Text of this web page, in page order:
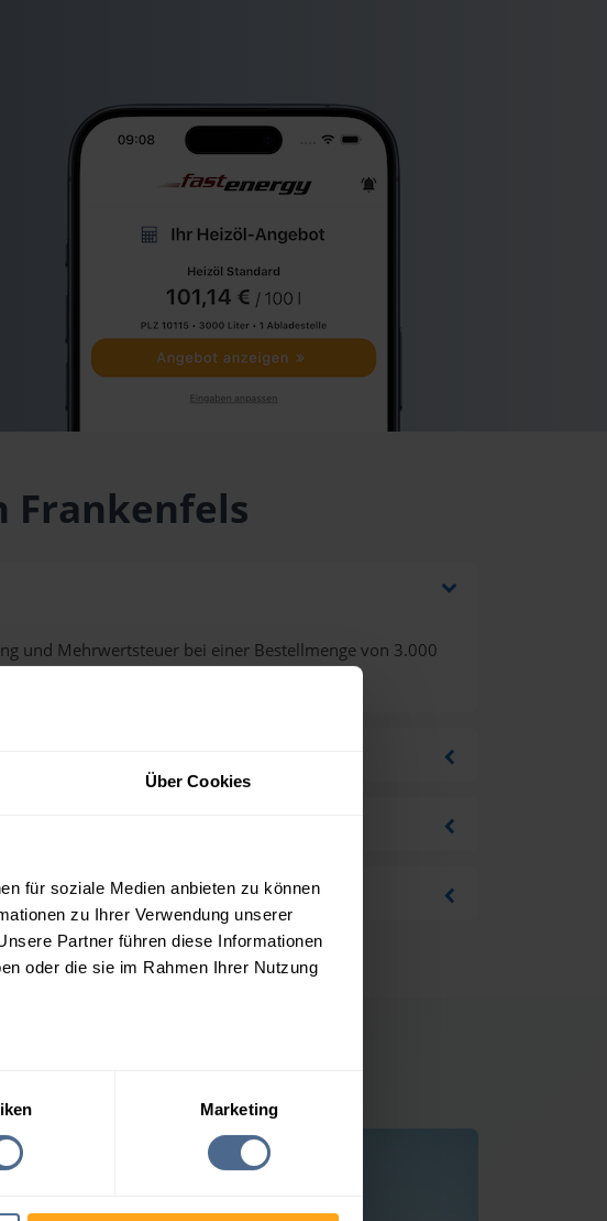
Über Cookies
für soziale Medien anbieten zu können
zu Ihrer Verwendung unserer
Partner führen diese Informationen
oder die sie im Rahmen Ihrer Nutzung
Marketing
Frankenfels
und Mehrwertsteuer bei einer Bestellmenge von 3.000